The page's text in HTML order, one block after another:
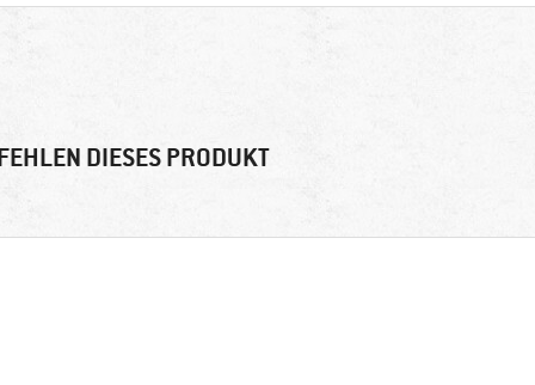
DIESES PRODUKT